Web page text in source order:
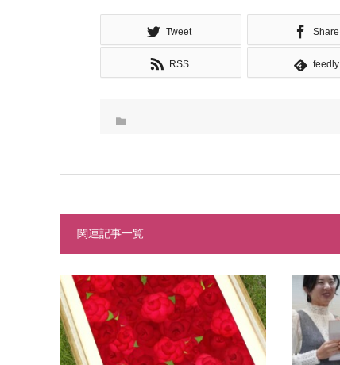
Tweet Share
RSS feedly
関連記事一覧